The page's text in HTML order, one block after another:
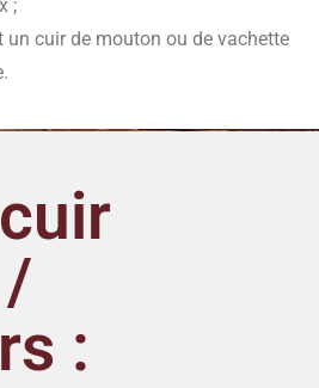
;
un cuir de mouton ou de vachette
: